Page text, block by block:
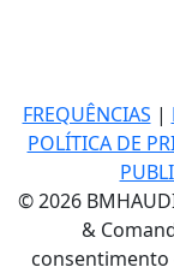
FREQUÊNCIAS |
POLÍTICA DE
© 2026
&
consentimento